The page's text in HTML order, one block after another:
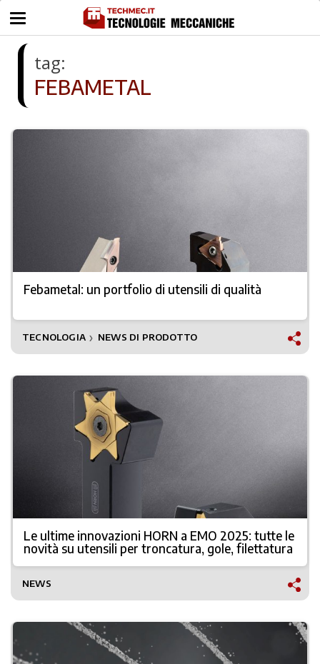
tag:
FEBAMETAL
Febametal: un portfolio di utensili di qualità
TECNOLOGIA ❯ NEWS DI PRODOTTO
Le ultime innovazioni HORN a EMO 2025: tutte le
novità su utensili per troncatura, gole, filettatura
NEWS